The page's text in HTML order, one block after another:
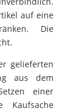
auf eine
Die
gelieferten
aus dem
einer
Kaufsache